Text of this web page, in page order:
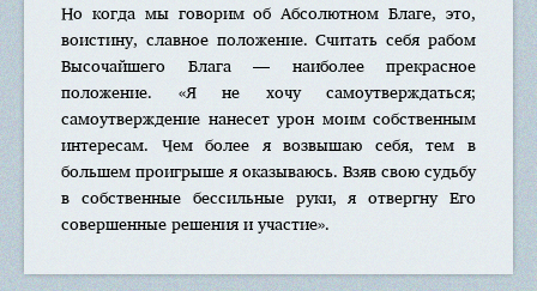
Но когда мы говорим об Абсолютном Благе, это,
воистину, славное положение. Считать себя рабом
Высочайшего Блага — наиболее прекрасное
положение. «Я не хочу самоутверждаться;
самоутверждение нанесет урон моим собственным
интересам. Чем более я возвышаю себя, тем в
большем проигрыше я оказываюсь. Взяв свою судьбу
в собственные бессильные руки, я отвергну Его
совершенные решения и участие».